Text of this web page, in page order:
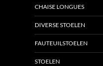
CHAISE LONGUES
DIVERSE STOELEN
FAUTEUILSTOELEN
STOELEN